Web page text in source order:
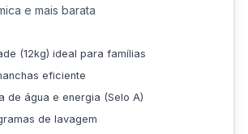
e mais barata
(12kg) ideal para famílias
eficiente
de água e energia (Selo A)
de lavagem